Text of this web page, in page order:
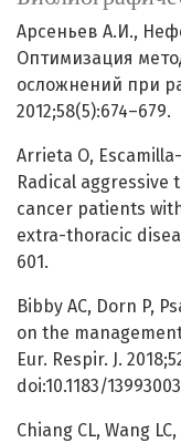
Арсеньев А.И.,
Оптимизация
осложнений при
2012;58(5):674–679.
Arrieta O,
Radical
cancer patients
extra-thoracic
601.
Bibby AC, Dorn P,
on the
Eur. Respir. J.
doi:10.1183/
Chiang CL, Wang